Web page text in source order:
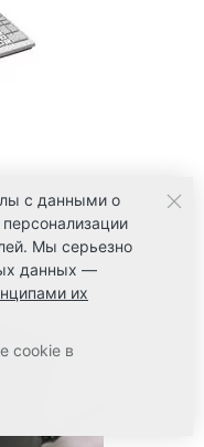
Posiflex КВ-3100 c
2 дорожки
с данными о
Мы серьезно
данных —
их
cookie в